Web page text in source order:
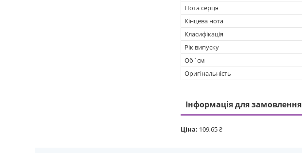
Нота серця
Кінцева нота
Класифікація
Рік випуску
Об`єм
Оригінальність
Інформація для замовлення
Ціна: 109,65 ₴